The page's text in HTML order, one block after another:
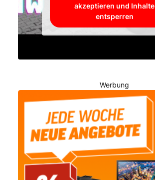
akzeptieren und Inhalte
entsperren
Werbung